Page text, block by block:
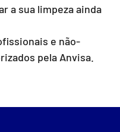
a sua limpeza ainda
e não-
pela Anvisa.